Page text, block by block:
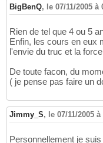
BigBenQ, le 07/11/2005 à
Rien de tel que 4 ou 5
Enfin, les cours en eux
l'envie du truc et la
De toute facon, du
( je pense pas faire un
Jimmy_S, le 07/11/2005 à
Personnellement je